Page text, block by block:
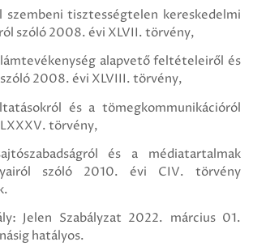
szembeni tisztességtelen kereskedelmi
szóló 2008. évi XLVII. törvény,
alapvető feltételeiről és
2008. évi XLVIII. törvény,
és a tömegkommunikációról
törvény,
és a médiatartalmak
szóló 2010. évi CIV. törvény
Jelen Szabályzat 2022. március 01.
hatályos.